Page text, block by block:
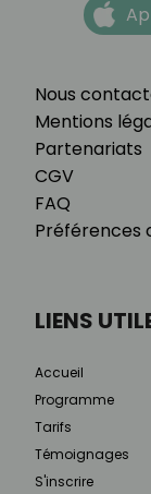
Nous
Mentions
Partenariats
CGV
FAQ
Préférences
LIENS
Accueil
Programme
Tarifs
Témoignages
S'inscrire